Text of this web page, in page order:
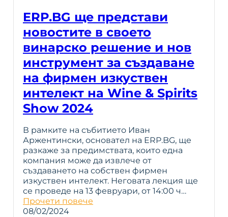
ERP.BG ще представи
новостите в своето
винарско решение и нов
инструмент за създаване
на фирмен изкуствен
интелект на Wine & Spirits
Show 2024
В рамките на събитието Иван
Аржентински, основател на ERP.BG, ще
разкаже за предимствата, които една
компания може да извлече от
създаването на собствен фирмен
изкуствен интелект. Неговата лекция ще
се проведе на 13 февруари, от 14:00 ч…
Прочети повече
08/02/2024